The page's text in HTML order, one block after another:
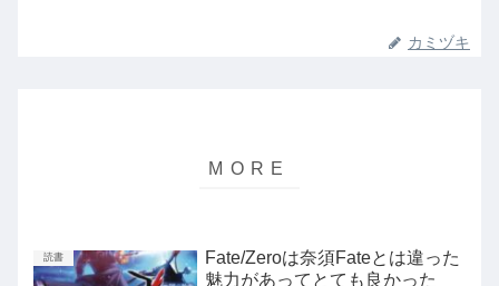
カミヅキ
読書
Fate/Zeroは奈須Fateとは違った
魅力があってとても良かった